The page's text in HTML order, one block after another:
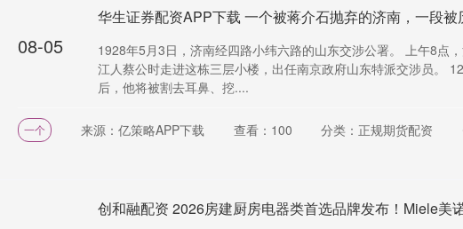
08-05
1928年5月3日，济南经四路小纬六路的山东交涉公署。 上午8点
江人蔡公时走进这栋三层小楼，出任南京政府山东特派交涉员。
后，他将被割去耳鼻、挖....
一个 来源：亿策略APP下载 查看：100 分类：正规期货配资